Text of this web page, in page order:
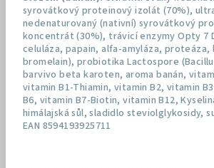
syrovátkový proteinový izolát (70%),
nedenaturovaný (nativní) syrovátkový
koncentrát (30%), trávicí enzymy Opty 7
celuláza, papain, alfa-amyláza, proteáza,
bromelain), probiotika Lactospore
barvivo beta karoten, aroma banán,
vitamin B1-Thiamin, vitamin B2, vitamin
B6, vitamin B7-Biotin, vitamin B12,
himálajská sůl, sladidlo steviolglykosidy,
EAN 8594193925711